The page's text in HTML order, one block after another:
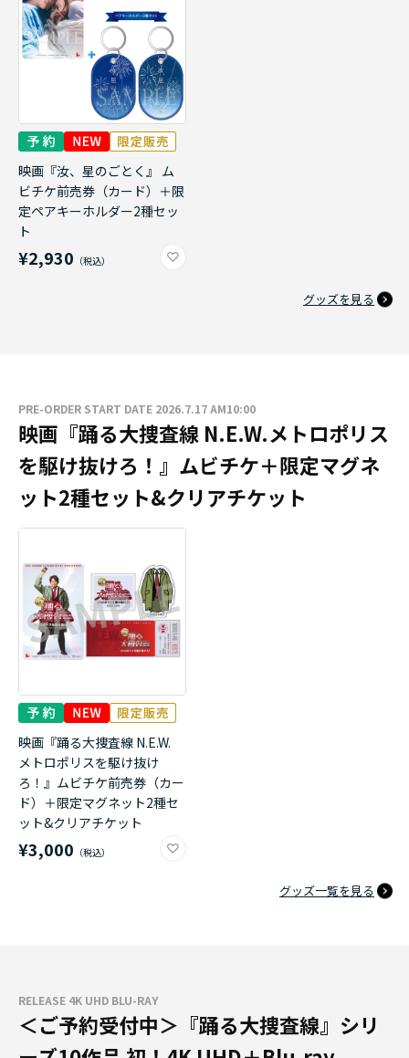
映画『汝、星のごとく』 ム
ビチケ前売券（カード）＋限
定ペアキーホルダー2種セッ
ト
¥2,930
グッズを見る
PRE-ORDER START DATE 2026.7.17 AM10:00
映画『踊る大捜査線 N.E.W.メトロポリス
を駆け抜けろ！』ムビチケ＋限定マグネ
ット2種セット&クリアチケット
映画『踊る大捜査線 N.E.W.
メトロポリスを駆け抜け
ろ！』ムビチケ前売券（カー
ド）＋限定マグネット2種セ
ット&クリアチケット
¥3,000
グッズ一覧を見る
RELEASE 4K UHD BLU-RAY
＜ご予約受付中＞『踊る大捜査線』シリ